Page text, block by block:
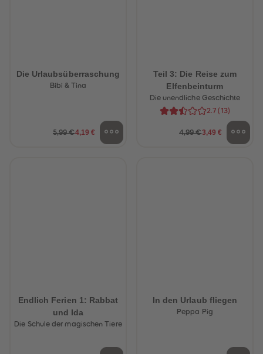
Die Urlaubsüberraschung
Bibi & Tina
5,99 €4,19 €
Teil 3: Die Reise zum
Elfenbeinturm
Die unendliche Geschichte
2.7 ( 13)
4,99 €3,49 €
Endlich Ferien 1: Rabbat
und Ida
Die Schule der magischen Tiere
In den Urlaub fliegen
Peppa Pig